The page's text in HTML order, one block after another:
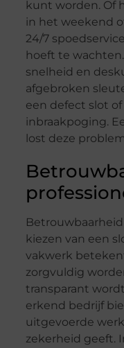
kunt worden. Of
in het weekend
24/7
hoeft te
snelheid en
afgebroken
een defect slot
inbraakpoging.
lost deze
kiezen van een
vakwerk
zorgvuldig
transparant
erkend bedrijf
uitgevoerde
zekerheid geeft.